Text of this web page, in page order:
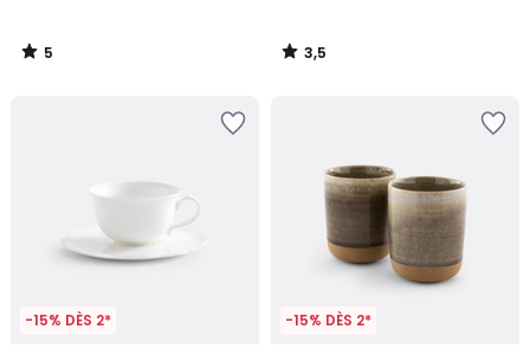
5
/
3,5
/
-15% DÈS 2* -15% DÈS 2*